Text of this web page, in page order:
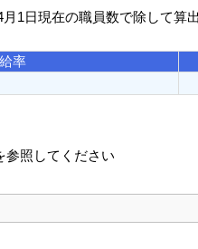
1日現在の職員数で除して算
率
参照してください